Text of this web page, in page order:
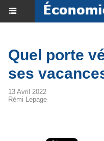
Quel porte
ses
13 Avril 2022
Rémi Lepage